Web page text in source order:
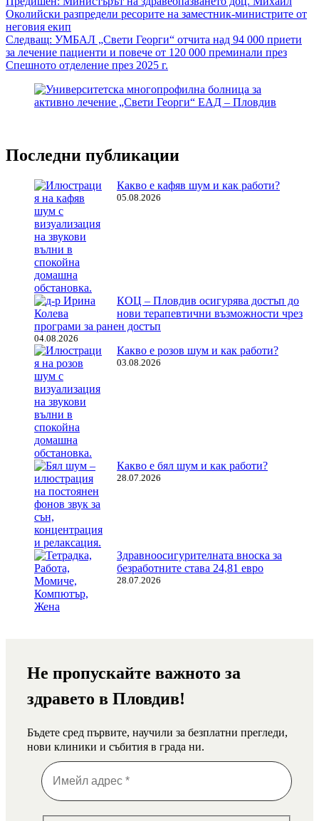
Навигация
Околийски разпредели ресорите на заместник-министрите от
неговия екип
Следващ: УМБАЛ „Свети Георги“ отчита над 94 000 приети
за лечение пациенти и повече от 120 000 преминали през
Спешното отделение през 2025 г.
Последни публикации
Какво е кафяв шум и как работи?
05.08.2026
КОЦ – Пловдив осигурява достъп до
нови терапевтични възможности чрез
програми за ранен достъп
04.08.2026
Какво е розов шум и как работи?
03.08.2026
Какво е бял шум и как работи?
28.07.2026
Здравноосигурителната вноска за
безработните става 24,81 евро
28.07.2026
Не пропускайте важното за
здравето в Пловдив!
Бъдете сред първите, научили за безплатни прегледи,
нови клиники и събития в града ни.